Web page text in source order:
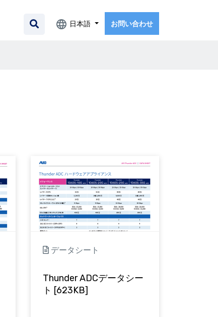
日本語 お問い合わせ
データシート
Thunder ADCデータシー
ト [623KB]